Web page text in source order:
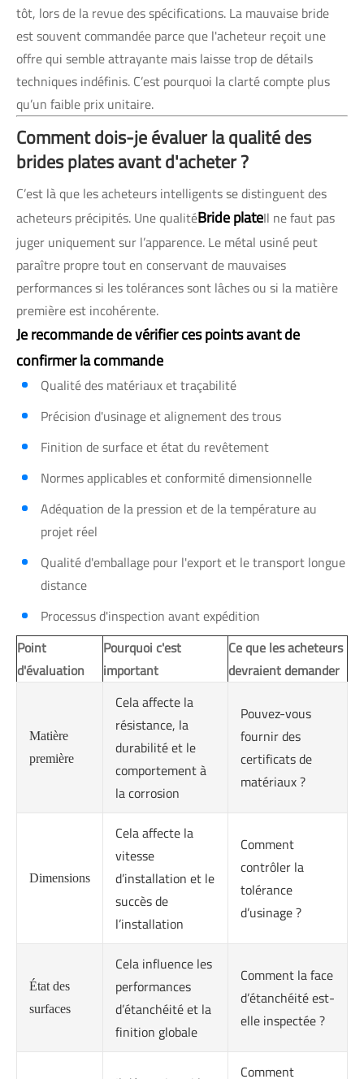
tôt, lors de la revue des spécifications. La mauvaise bride
est souvent commandée parce que l'acheteur reçoit une
offre qui semble attrayante mais laisse trop de détails
techniques indéfinis. C’est pourquoi la clarté compte plus
qu’un faible prix unitaire.
Comment dois-je évaluer la qualité des
brides plates avant d'acheter ?
C’est là que les acheteurs intelligents se distinguent des
acheteurs précipités. Une qualitéBride plateIl ne faut pas
juger uniquement sur l’apparence. Le métal usiné peut
paraître propre tout en conservant de mauvaises
performances si les tolérances sont lâches ou si la matière
première est incohérente.
Je recommande de vérifier ces points avant de
confirmer la commande
Qualité des matériaux et traçabilité
Précision d'usinage et alignement des trous
Finition de surface et état du revêtement
Normes applicables et conformité dimensionnelle
Adéquation de la pression et de la température au
projet réel
Qualité d'emballage pour l'export et le transport longue
distance
Processus d'inspection avant expédition
Point
d'évaluation
Pourquoi c'est
important
Ce que les acheteurs
devraient demander
Matière
première
Cela affecte la
résistance, la
durabilité et le
comportement à
la corrosion
Pouvez-vous
fournir des
certificats de
matériaux ?
Dimensions
Cela affecte la
vitesse
d’installation et le
succès de
l’installation
Comment
contrôler la
tolérance
d’usinage ?
État des
surfaces
Cela influence les
performances
d’étanchéité et la
finition globale
Comment la face
d’étanchéité est-
elle inspectée ?
Comment